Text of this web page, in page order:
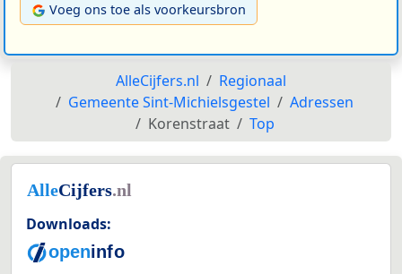
Voeg ons toe als voorkeursbron
AlleCijfers.nl
Regionaal
Gemeente Sint-Michielsgestel
Adressen
Korenstraat
Top
Downloads: